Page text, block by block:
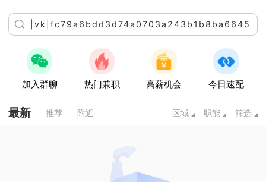
加入群聊 热门兼职 高薪机会 今日速配
最新 推荐 附近 区域 职能 筛选